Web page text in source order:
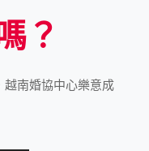
？
南婚協中心樂意成